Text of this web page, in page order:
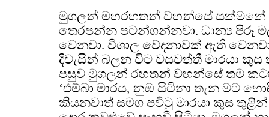
මුගලන් මහරහතන් වහන්සේ සක්මනේ
තෙරපන්න පටන්ගන්නවා. ධාන්‍ය පිරූ
වෙනවා. විශාල වේදනාවක් ඇති
දිවැසින් බලන විට වසවත්තී මාරයා කුස
පසුව මුගලන් රහතන් වහන්සේ තම
‘එම්බා මාරය, නුඹ සිටිනා තැන මට
කියනවාත් සමග පවිටු මාරයා කුස